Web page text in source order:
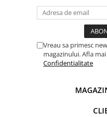
Vreau sa primesc
magazinului. Afla
Confidentialitate